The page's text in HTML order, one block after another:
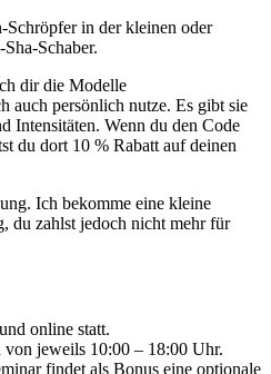
in der kleinen oder
Schaber.
dir die Modelle
auch persönlich nutze. Es gibt sie
Intensitäten. Wenn du den Code
du dort 10 % Rabatt auf deinen
Ich bekomme eine kleine
du zahlst jedoch nicht mehr für
online statt.
jeweils 10:00 – 18:00 Uhr.
findet als Bonus eine optionale